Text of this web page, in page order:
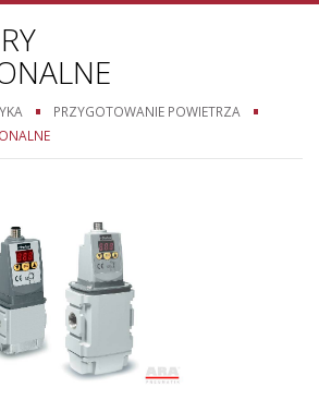
PRZYGOTOWANIE POWIETRZA